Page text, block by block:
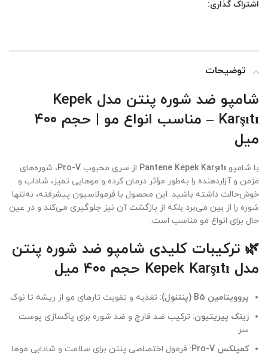
اشتراک گذاری:
توضیحات
شامپو ضد شوره پنتن مدل Kepek
Karşıtı – مناسب انواع مو | حجم ۴۰۰
میل
با شامپو Pantene Kepek Karşıtı از سری محبوب Pro-V، شوره‌های
مزمن و آزاردهنده را به‌طور مؤثر درمان کرده و موهایی تمیز، شاداب و
خوش‌حالت داشته باشید. این محصول با فرمولاسیون پیشرفته، نه‌تنها
شوره را از بین می‌برد بلکه از بازگشت آن نیز جلوگیری می‌کند و در عین
حال برای انواع مو مناسب است.
🌿 ترکیبات کلیدی شامپو ضد شوره پنتن
مدل Kepek Karşıtı حجم ۴۰۰ میل
پروویتامین B5 (پنتنول)
: تغذیه و تقویت تارهای مو از ریشه تا نوک
زینک پیریتیون: ترکیب ضد قارچ و ضد شوره برای پاکسازی پوست
سر
کمپلکس Pro-V
: فرمول اختصاصی پنتن برای سلامت و شادابی موها